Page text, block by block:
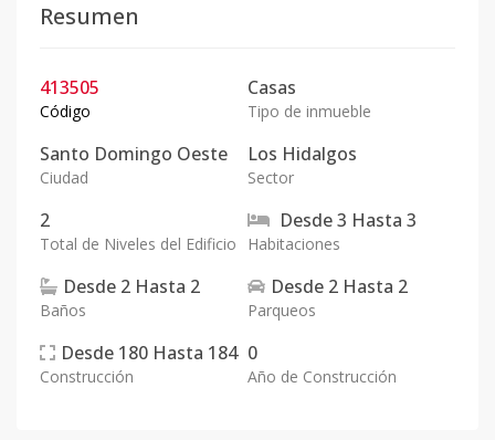
Resumen
413505
Código
Casas
Tipo de inmueble
Santo Domingo Oeste
Ciudad
Los Hidalgos
Sector
2
Total de Niveles del Edificio
Desde3 Hasta 3
Habitaciones
Desde 2 Hasta 2
Baños
Desde 2 Hasta 2
Parqueos
Desde 180 Hasta 184
Construcción
0
Año de Construcción